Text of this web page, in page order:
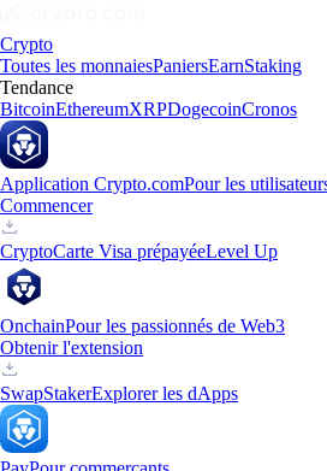
Crypto
Toutes les monnaiesPaniersEarnStaking
Tendance
BitcoinEthereumXRPDogecoinCronos
Application Crypto.comPour les
Commencer
CryptoCarte Visa prépayéeLevel Up
OnchainPour les passionnés de Web3
Obtenir l'extension
SwapStakerExplorer les dApps